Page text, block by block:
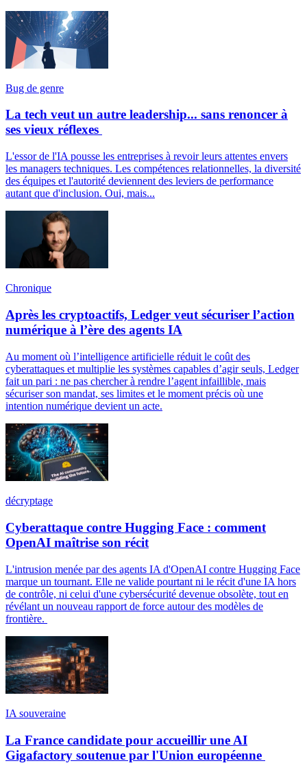
Bug de genre
La tech veut un autre leadership... sans renoncer à
ses vieux réflexes
L'essor de l'IA pousse les entreprises à revoir leurs attentes envers
les managers techniques. Les compétences relationnelles, la diversité
des équipes et l'autorité deviennent des leviers de performance
autant que d'inclusion. Oui, mais...
Chronique
Après les cryptoactifs, Ledger veut sécuriser l’action
numérique à l’ère des agents IA
Au moment où l’intelligence artificielle réduit le coût des
cyberattaques et multiplie les systèmes capables d’agir seuls, Ledger
fait un pari : ne pas chercher à rendre l’agent infaillible, mais
sécuriser son mandat, ses limites et le moment précis où une
intention numérique devient un acte.
décryptage
Cyberattaque contre Hugging Face : comment
OpenAI maîtrise son récit
L'intrusion menée par des agents IA d'OpenAI contre Hugging Face
marque un tournant. Elle ne valide pourtant ni le récit d'une IA hors
de contrôle, ni celui d'une cybersécurité devenue obsolète, tout en
révélant un nouveau rapport de force autour des modèles de
frontière.
IA souveraine
La France candidate pour accueillir une AI
Gigafactory soutenue par l'Union européenne